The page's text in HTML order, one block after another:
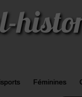
Féminines